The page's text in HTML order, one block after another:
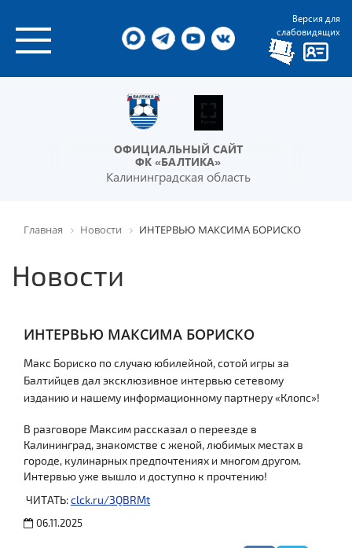
Версия для
слабовидящих
ОФИЦИАЛЬНЫЙ САЙТ
ФК «БАЛТИКА»
Калининградская область
Главная Новости ИНТЕРВЬЮ МАКСИМА БОРИСКО
Новости
ИНТЕРВЬЮ МАКСИМА БОРИСКО
Макс Бориско по случаю юбилейной, сотой игры за
Балтийцев дал эксклюзивное интервью сетевому
изданию и нашему информационному партнеру «Клопс»!
В разговоре Максим рассказал о переезде в
Калининград, знакомстве с женой, любимых местах в
городе, кулинарных предпочтениях и многом другом.
Интервью уже вышло и доступно к прочтению!
ЧИТАТЬ:clck.ru/3QBRMt
06.11.2025